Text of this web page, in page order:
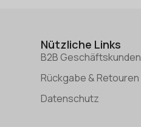
Nützliche Links
B2B Geschäftskunden
Rückgabe & Retouren
Datenschutz